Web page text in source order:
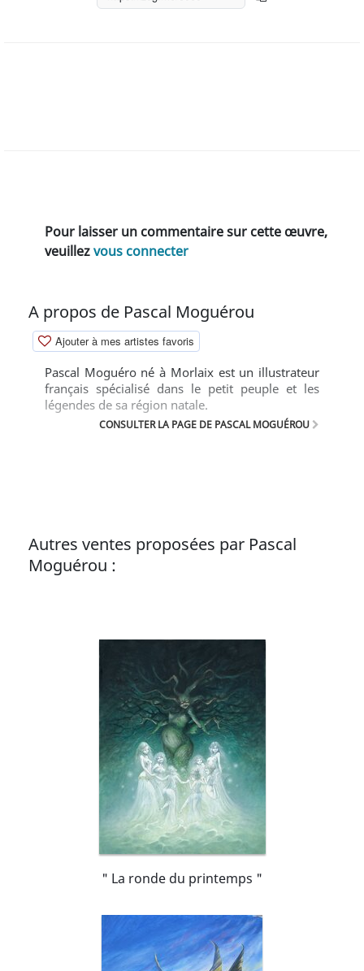
Pour laisser un commentaire sur cette œuvre,
veuillezvous connecter
A propos de Pascal Moguérou
Ajouter à mes artistes favoris
Pascal Moguéro né à Morlaix est un illustrateur
français spécialisé dans le petit peuple et les
légendes de sa région natale.
CONSULTER LA PAGE DE PASCAL MOGUÉROU
Autres ventes proposées par Pascal
Moguérou :
" La ronde du printemps "